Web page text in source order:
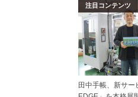
注目コンテンツ
田中手帳、新サー